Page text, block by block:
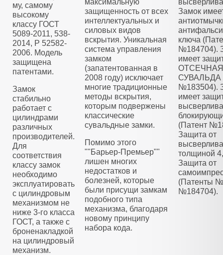
му, самому
высокому
классу ГОСТ
5089-2011, 538-
2014, Р 52582-
2006. Модель
защищена
патентами.
Замок
стабильно
работает с
цилиндрами
различных
производителей.
Для
соответствия
классу замок
необходимо
эксплуатировать
с цилиндровым
механизмом не
ниже 3-го класса
ГОСТ, а также с
броненакладкой
на цилиндровый
механизм.
защищенность от всех
интеллектуальных и
силовых видов
вскрытия. Уникальная
система управления
замком
(запатентованная в
2008 году) исключает
многие традиционные
методы вскрытия,
которым подвержены
классические
сувальдные замки.
Помимо этого
""Барьер-Премьер""
лишен многих
недостатков и
болезней, которые
были присущи замкам
подобного типа
механизма, благодаря
новому принципу
набора кода.
Замок
ключа
№184704).
имеет
ОТСЕЧНАЯ
СУВАЛЬДА
№183504).
имеет
(Патент
Защита от
толщиной
Защита от
(Патенты
№184704).